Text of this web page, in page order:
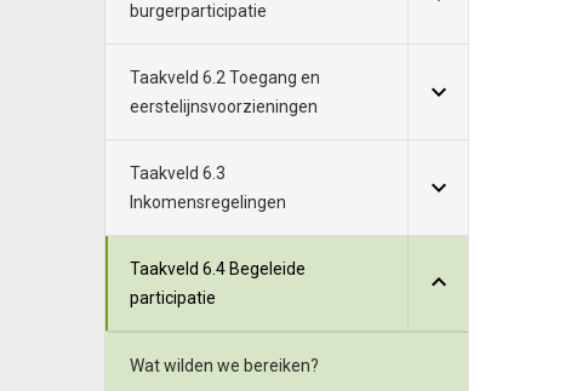
burgerparticipatie
Taakveld 6.2 Toegang en
eerstelijnsvoorzieningen
Taakveld 6.3
Inkomensregelingen
Taakveld 6.4 Begeleide
participatie
Wat wilden we bereiken?